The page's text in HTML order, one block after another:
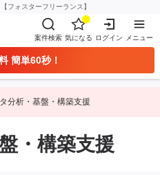
フォスターフリーランス】
案件検索 気になる ログイン メニュー
簡単60秒！
分析・基盤・構築支援
・構築支援